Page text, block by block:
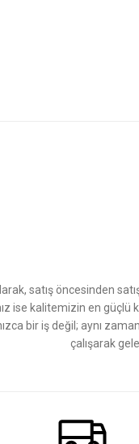
satış öncesinden
ise kalitemizin en güçlü
bir iş değil; aynı
çalışarak